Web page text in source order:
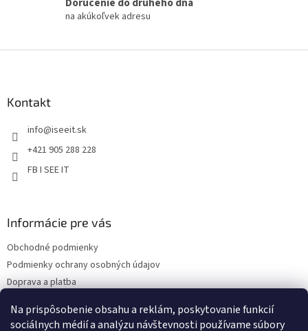
Na prispôsobenie obsahu a reklám, poskytovanie funkcií
sociálnych médií a analýzu návštevnosti používame súbory
v
v
na akúkoľvek adresu
Kontakt
info@iseeit.sk
+421 905 288 228
FB I SEE IT
Informácie pre vás
Obchodné podmienky
Podmienky ochrany osobných údajov
Doprava a platba
Kontakty